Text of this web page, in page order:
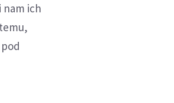
ich